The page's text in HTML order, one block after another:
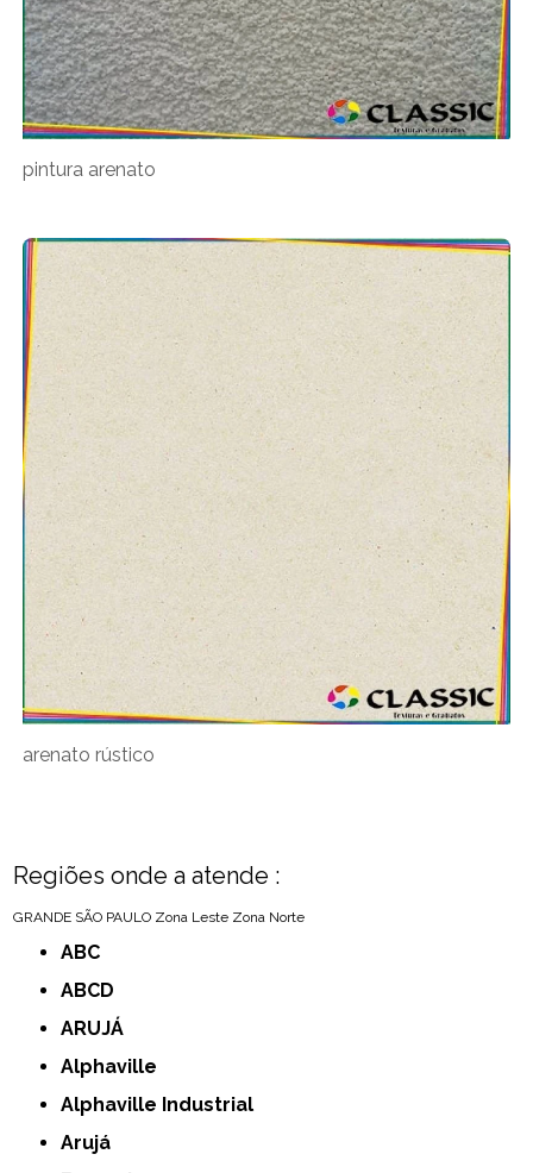
pintura arenato
arenato rústico
Regiões onde a atende :
GRANDE SÃO PAULO Zona Leste Zona Norte
ABC
ABCD
ARUJÁ
Alphaville
Alphaville Industrial
Arujá